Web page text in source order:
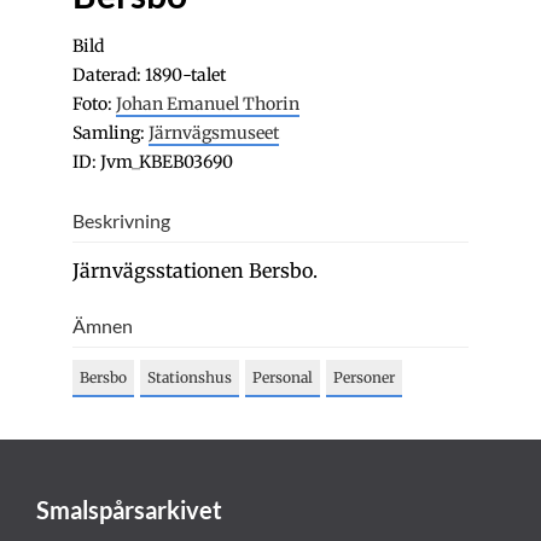
Bild
Daterad: 1890-talet
Foto: Johan Emanuel Thorin
Samling: Järnvägsmuseet
ID: Jvm_KBEB03690
Beskrivning
Järnvägsstationen Bersbo.
Ämnen
Bersbo Stationshus Personal Personer
Smalspårsarkivet